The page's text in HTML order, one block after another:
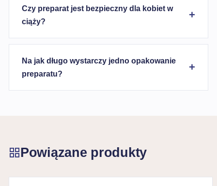
Czy preparat jest bezpieczny dla kobiet w
ciąży?
Na jak długo wystarczy jedno opakowanie
preparatu?
Powiązane produkty